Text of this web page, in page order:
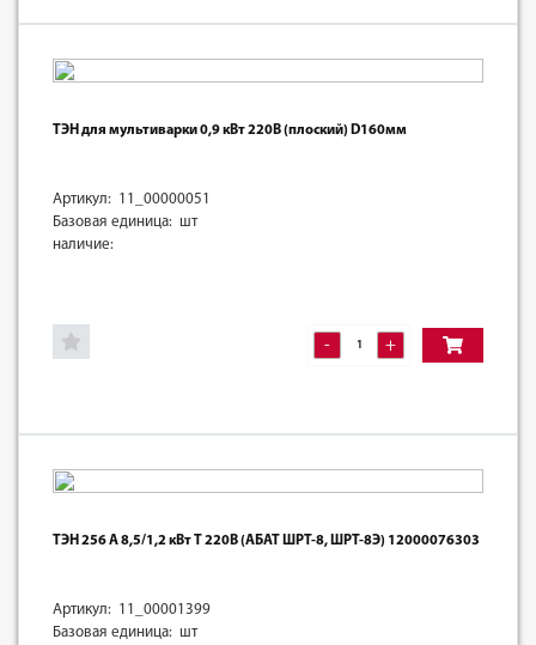
ТЭН для мультиварки 0,9 кВт 220В (плоский) D160мм
Артикул: 11_00000051
Базовая единица: шт
наличие:
- +
ТЭН 256 А 8,5/1,2 кВт Т 220В (АБАТ ШРТ-8, ШРТ-8Э) 12000076303
Артикул: 11_00001399
Базовая единица: шт